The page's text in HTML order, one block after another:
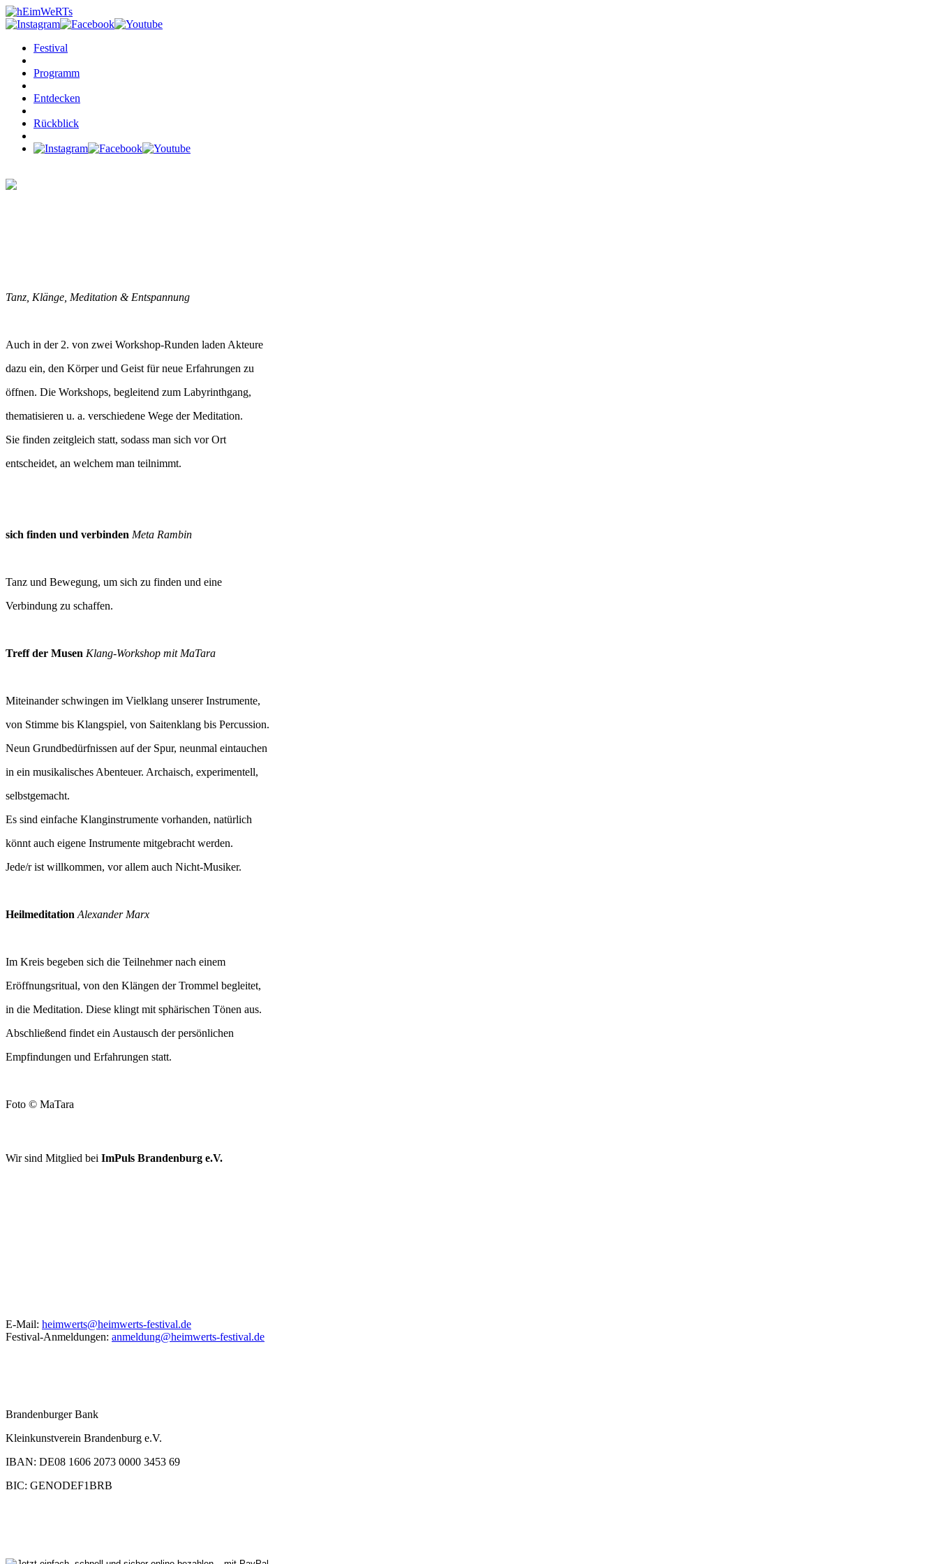
Festival
Programm
Entdecken
Rückblick
Tanz, Klänge, Meditation & Entspannung
Auch in der 2. von zwei Workshop-Runden laden Akteure
dazu ein, den Körper und Geist für neue Erfahrungen zu
öffnen. Die Workshops, begleitend zum Labyrinthgang,
thematisieren u. a. verschiedene Wege der Meditation.
Sie finden zeitgleich statt, sodass man sich vor Ort
entscheidet, an welchem man teilnimmt.
sich finden und verbinden Meta Rambin
Tanz und Bewegung, um sich zu finden und eine
Verbindung zu schaffen.
Treff der Musen Klang-Workshop mit MaTara
Miteinander schwingen im Vielklang unserer Instrumente,
von Stimme bis Klangspiel, von Saitenklang bis Percussion.
Neun Grundbedürfnissen auf der Spur, neunmal eintauchen
in ein musikalisches Abenteuer. Archaisch, experimentell,
selbstgemacht.
Es sind einfache Klanginstrumente vorhanden, natürlich
könnt auch eigene Instrumente mitgebracht werden.
Jede/r ist willkommen, vor allem auch Nicht-Musiker.
Heilmeditation Alexander Marx
Im Kreis begeben sich die Teilnehmer nach einem
Eröffnungsritual, von den Klängen der Trommel begleitet,
in die Meditation. Diese klingt mit sphärischen Tönen aus.
Abschließend findet ein Austausch der persönlichen
Empfindungen und Erfahrungen statt.
Foto © MaTara
Wir sind Mitglied bei ImPuls Brandenburg e.V.
E-Mail: heimwerts@heimwerts-festival.de
Festival-Anmeldungen: anmeldung@heimwerts-festival.de
Brandenburger Bank
Kleinkunstverein Brandenburg e.V.
IBAN: DE08 1606 2073 0000 3453 69
BIC: GENODEF1BRB